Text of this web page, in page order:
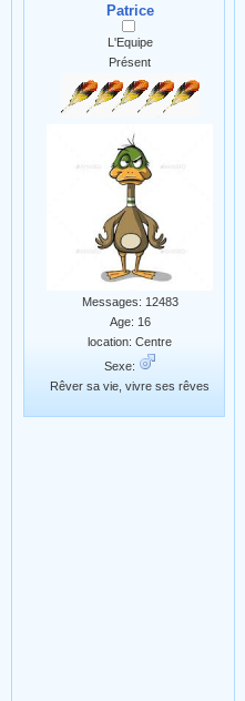
Patrice
L'Equipe
Présent
Messages: 12483
Age: 16
location: Centre
Sexe:
Rêver sa vie, vivre ses rêves